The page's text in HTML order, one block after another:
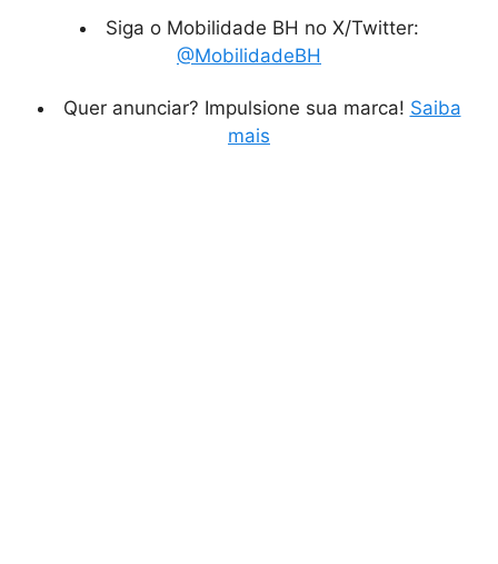
Siga o Mobilidade BH no X/Twitter:
@MobilidadeBH
Quer anunciar? Impulsione sua marca! Saiba
mais